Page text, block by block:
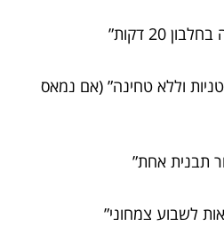
20 דקות”
וללא טחינה” (אם נמאס
תבנית אחת”